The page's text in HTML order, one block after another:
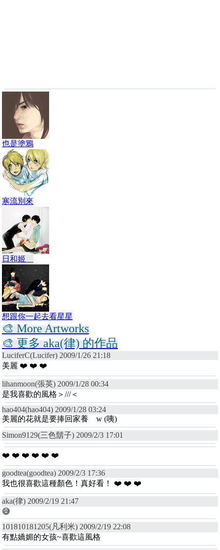
也是塗鴉
寒流別來
日和姬
想跟你一起去看星星
🎨 More Artworks
🎨 更多 aka(律) 的作品
LuciferC(Lucifer) 2009/1/26 21:18
美麗 ❤️ ❤️ ❤️
lihanmoon(張英) 2009/1/28 00:34
是我喜歡的風格＞///＜
hao404(hao404) 2009/1/28 03:24
美麗的花就是要捧回家養 w (咦)
Simon9129(三色鬍子) 2009/2/3 17:01
❤️ ❤️ ❤️ ❤️ ❤️ ❤️
goodtea(goodtea) 2009/2/3 17:36
我也很喜歡這種顏色！真好看！ ❤️ ❤️ ❤️
aka(律) 2009/2/19 21:47
😅
101810181205(凡利米) 2009/2/19 22:08
有點嬌媚的女孩~喜歡這風格